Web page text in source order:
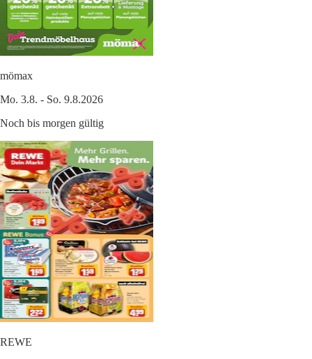
mömax
Mo. 3.8. - So. 9.8.2026
Noch bis morgen gültig
REWE